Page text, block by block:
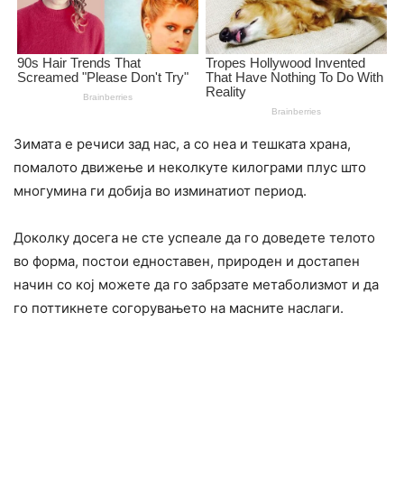
Зимата е речиси зад нас, а со неа и тешката храна,
помалото движење и неколкуте килограми плус што
многумина ги добија во изминатиот период.
Доколку досега не сте успеале да го доведете телото
во форма, постои едноставен, природен и достапен
начин со кој можете да го забрзате метаболизмот и да
го поттикнете согорувањето на масните наслаги.